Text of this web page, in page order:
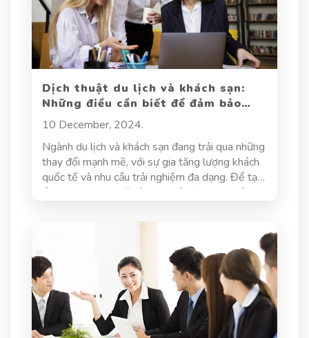
Hãy cùng Dich thuật Hoa Sen tìm hiểu về dịch
tài liệu kỹ thuật ngành may cũng như nhu cầu,
lợi ích, khó khăn của chuyên ngành đặc thù này.
Dịch thuật du lịch và khách sạn:
Những điều cần biết để đảm bảo
chất lượng dịch vụ
10 December, 2024.
Ngành du lịch và khách sạn đang trải qua những
thay đổi mạnh mẽ, với sự gia tăng lượng khách
quốc tế và nhu cầu trải nghiệm đa dạng. Để tạo
ấn tượng mạnh mẽ và cung cấp dịch vụ xuất
xác và chuyên nghiệp trở thành yếu tố vô cùng
quan trọng, thể hiện chất lượng dịch vụ của khu
du lịch và khách sạn nơi đó. Trong bài viết này,
chúng ta sẽ khám phá những điều cần biết để
đảm bảo chất lượng dịch vụ dịch thuật du lịch
và khách sạn, từ việc lựa chọn đối tác dịch thuật
uy tín đến cách thức quản lý quy trình dịch thuật
hiệu quả.